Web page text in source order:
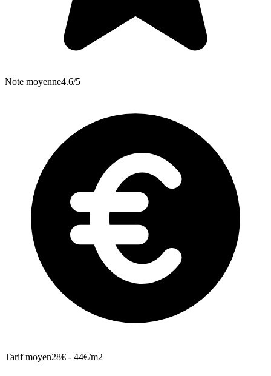
Note moyenne4.6/5
Tarif moyen28€ - 44€/m2